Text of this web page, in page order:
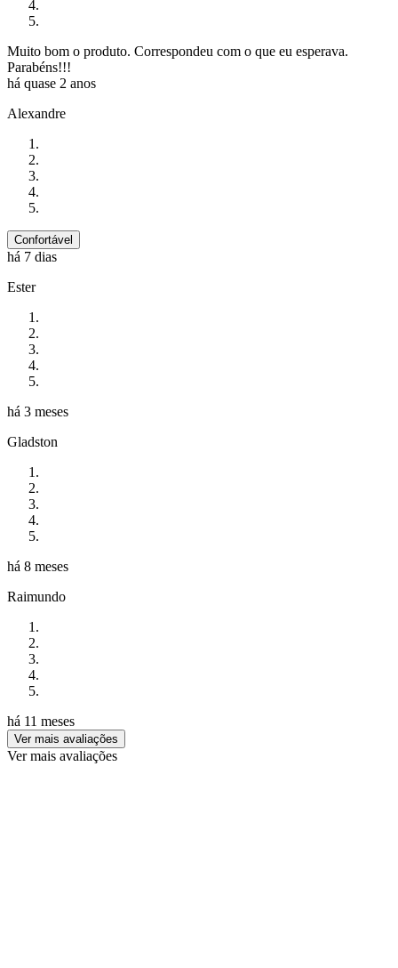
Muito bom o produto. Correspondeu com o que eu esperava.
Parabéns!!!
há quase 2 anos
Alexandre
Confortável
há 7 dias
Ester
há 3 meses
Gladston
há 8 meses
Raimundo
há 11 meses
Ver mais avaliações
Ver mais avaliações